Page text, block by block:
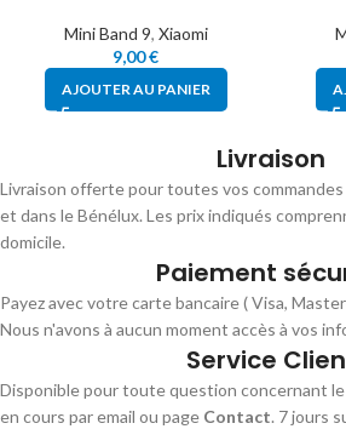
Mini Band 9, Xiaomi
9,00€
AJOUTER AU PANIER
Livraison
Livraison offerte pour toutes vos commandes
et dans le Bénélux. Les prix indiqués
domicile.
Paiement
Payez avec votre carte bancaire ( Visa,
Nous n'avons à aucun moment accès à vos
Service
Disponible pour toute question concernant
en cours par email ou page Contact. 7 jours